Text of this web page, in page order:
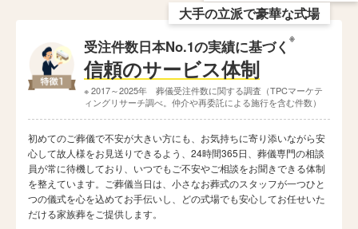
大手の立派で豪華な式場
受注件数日本No.1の実績に基づく ※
信頼のサービス体制
※ 2017～2025年 葬儀受注件数に関する調査（TPCマーケテ
ィングリサーチ調べ。仲介や再委託による施行を含む件数）
初めてのご葬儀で不安が大きい方にも、お気持ちに寄り添いながら安
心して故人様をお見送りできるよう、24時間365日、葬儀専門の相談
員が常に待機しており、いつでもご不安やご相談をお聞きできる体制
を整えています。ご葬儀当日は、小さなお葬式のスタッフが一つひと
つの儀式を心を込めてお手伝いし、どの式場でも安心してお任せいた
だける家族葬をご提供します。